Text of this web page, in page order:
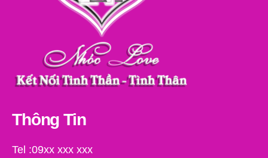
Thông Tin
Tel :09xx xxx xxx